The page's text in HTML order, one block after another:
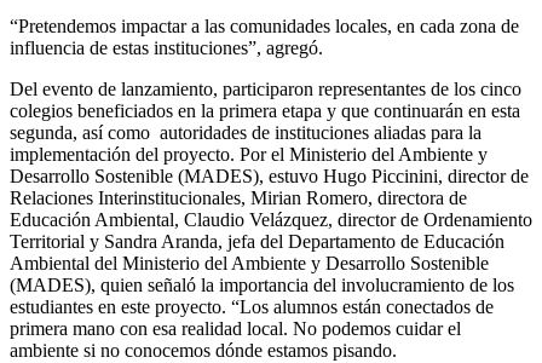
“Pretendemos impactar a las comunidades locales, en cada zona de
influencia de estas instituciones”, agregó.
Del evento de lanzamiento, participaron representantes de los cinco
colegios beneficiados en la primera etapa y que continuarán en esta
segunda, así como autoridades de instituciones aliadas para la
implementación del proyecto. Por el Ministerio del Ambiente y
Desarrollo Sostenible (MADES), estuvo Hugo Piccinini, director de
Relaciones Interinstitucionales, Mirian Romero, directora de
Educación Ambiental, Claudio Velázquez, director de Ordenamiento
Territorial y Sandra Aranda, jefa del Departamento de Educación
Ambiental del Ministerio del Ambiente y Desarrollo Sostenible
(MADES), quien señaló la importancia del involucramiento de los
estudiantes en este proyecto. “Los alumnos están conectados de
primera mano con esa realidad local. No podemos cuidar el
ambiente si no conocemos dónde estamos pisando.